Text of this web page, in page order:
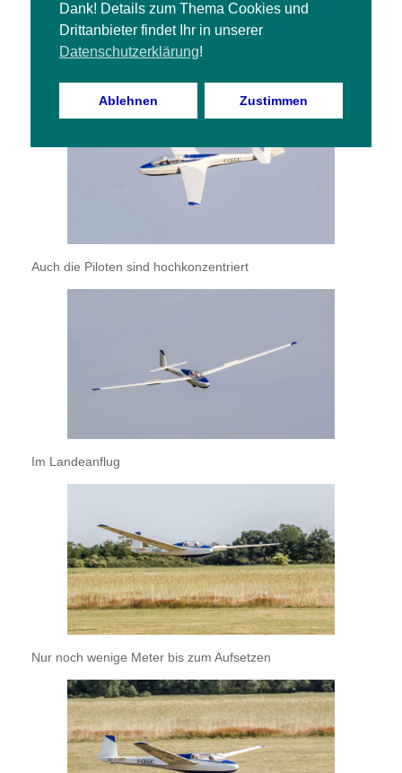
Einfach schön im Flug
Auch die Piloten sind hochkonzentriert
Im Landeanflug
Nur noch wenige Meter bis zum Aufsetzen
Dank! Details zum Thema Cookies und
Drittanbieter findet Ihr in unserer
Datenschutzerklärung!
Ablehnen Zustimmen